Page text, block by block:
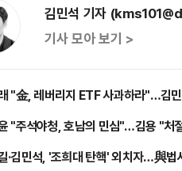
김민석 기자
기사 모아 보기 >
"金, 레버리지 ETF 사과하라"…김
"주석야청, 호남의 민심"…김용 "처
·김민석, '조희대 탄핵' 외치자…與